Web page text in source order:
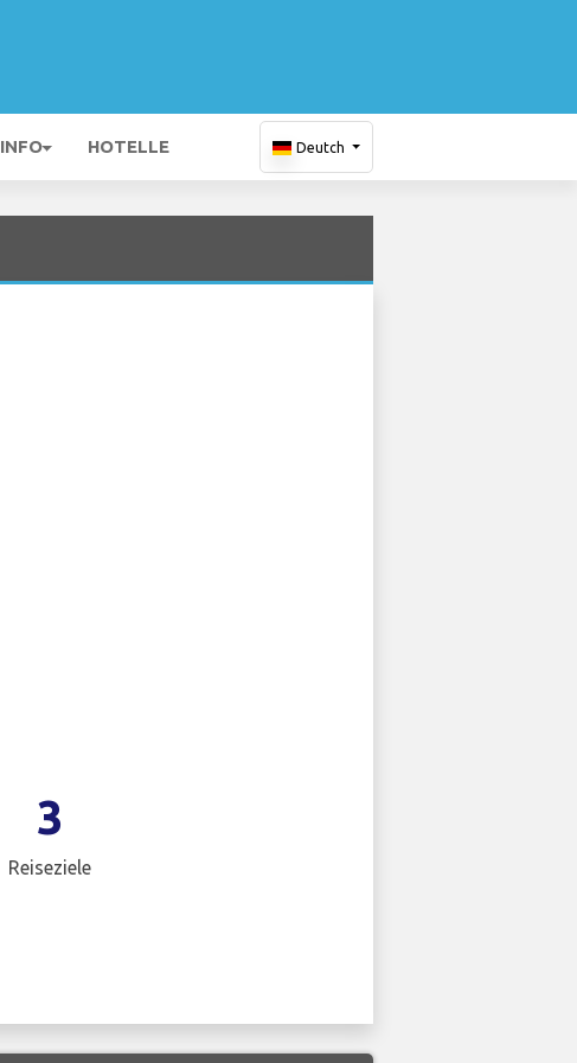
INFO HOTELLE Deutch
3
Reiseziele